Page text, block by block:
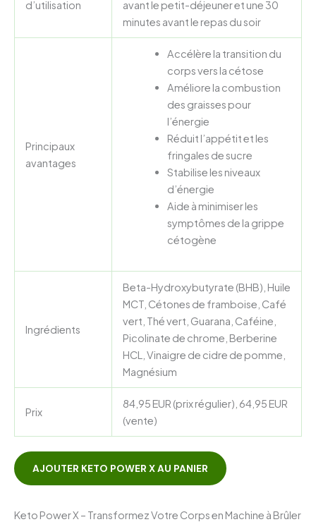
d’utilisation
avant le petit-déjeuner et une 30
minutes avant le repas du soir
Principaux
avantages
Accélère la transition du
corps vers la cétose
Améliore la combustion
des graisses pour
l’énergie
Réduit l’appétit et les
fringales de sucre
Stabilise les niveaux
d’énergie
Aide à minimiser les
symptômes de la grippe
cétogène
Ingrédients
Beta-Hydroxybutyrate (BHB), Huile
MCT, Cétones de framboise, Café
vert, Thé vert, Guarana, Caféine,
Picolinate de chrome, Berberine
HCL, Vinaigre de cidre de pomme,
Magnésium
Prix
84,95 EUR (prix régulier), 64,95 EUR
(vente)
AJOUTER KETO POWER X AU PANIER
Keto Power X – Transformez Votre Corps en Machine à Brûler